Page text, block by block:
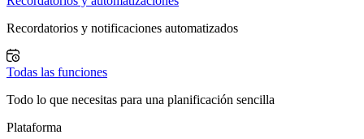
Recordatorios y notificaciones automatizados
Todas las funciones
Todo lo que necesitas para una planificación sencilla
Plataforma